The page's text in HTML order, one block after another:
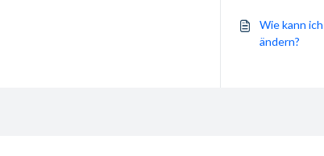
Wie kann
ändern?